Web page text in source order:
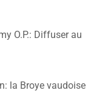
O.P.: Diffuser au
la Broye vaudoise